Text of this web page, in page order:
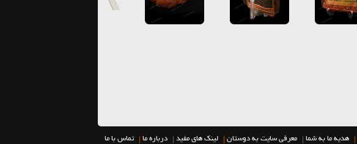
| هدیه ما به شما | معرفی سایت به دوستان | لینک های مفید | درباره ما | تماس با ما